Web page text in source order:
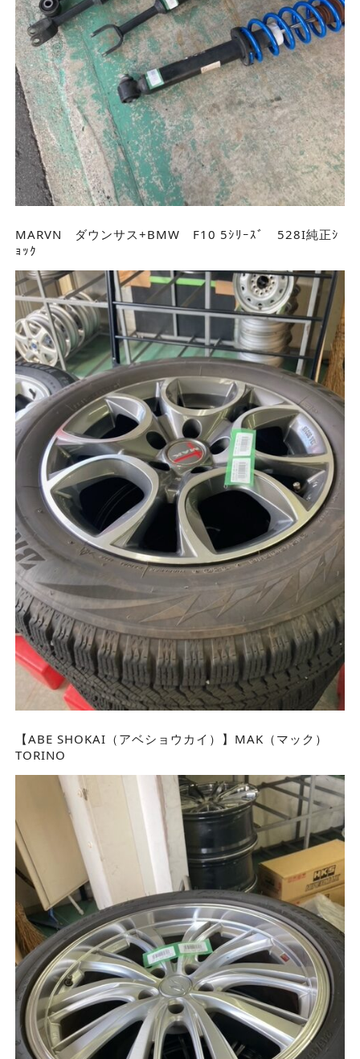
MARVN ダウンサス+BMW F10 5ｼﾘｰｽﾞ 528I純正ｼ
ｮｯｸ
【ABE SHOKAI（アベショウカイ）】MAK（マック）
TORINO